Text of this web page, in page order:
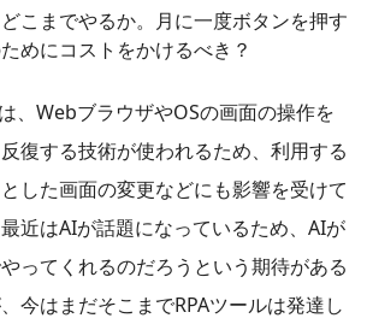
こまでやるか。月に一度ボタンを押す
めにコストをかけるべき？
、WebブラウザやOSの画面の操作を
復する技術が使われるため、利用する
した画面の変更などにも影響を受けて
近はAIが話題になっているため、AIが
ってくれるのだろうという期待がある
今はまだそこまでRPAツールは発達し